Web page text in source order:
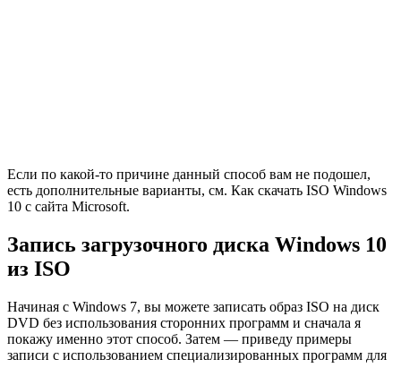
Если по какой-то причине данный способ вам не подошел,
есть дополнительные варианты, см. Как скачать ISO Windows
10 с сайта Microsoft.
Запись загрузочного диска Windows 10
из ISO
Начиная с Windows 7, вы можете записать образ ISO на диск
DVD без использования сторонних программ и сначала я
покажу именно этот способ. Затем — приведу примеры
записи с использованием специализированных программ для